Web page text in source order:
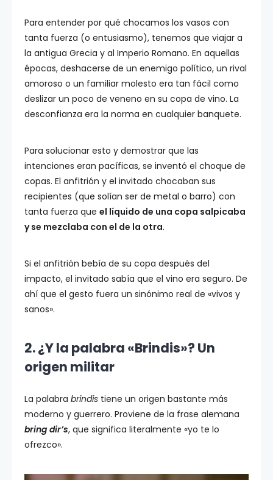
Para entender por qué chocamos los vasos con
tanta fuerza (o entusiasmo), tenemos que viajar a
la antigua Grecia y al Imperio Romano. En aquellas
épocas, deshacerse de un enemigo político, un rival
amoroso o un familiar molesto era tan fácil como
deslizar un poco de veneno en su copa de vino. La
desconfianza era la norma en cualquier banquete.
Para solucionar esto y demostrar que las
intenciones eran pacíficas, se inventó el choque de
copas. El anfitrión y el invitado chocaban sus
recipientes (que solían ser de metal o barro) con
tanta fuerza que el líquido de una copa salpicaba
y se mezclaba con el de la otra.
Si el anfitrión bebía de su copa después del
impacto, el invitado sabía que el vino era seguro. De
ahí que el gesto fuera un sinónimo real de «vivos y
sanos».
2. ¿Y la palabra «Brindis»? Un
origen militar
La palabra brindis tiene un origen bastante más
moderno y guerrero. Proviene de la frase alemana
bring dir’s, que significa literalmente «yo te lo
ofrezco».